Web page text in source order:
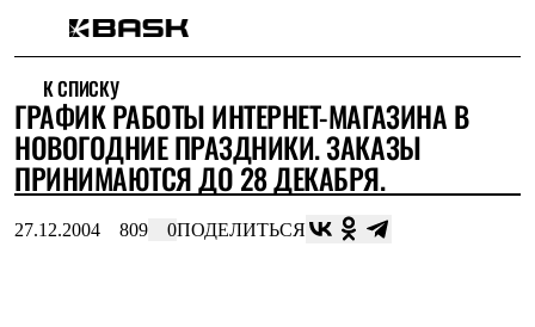
Интернет-магазин
Мужская одежда
Утепленная пухом
Куртки
Брюки
Комбинезоны
К СПИСКУ
ГРАФИК РАБОТЫ ИНТЕРНЕТ-МАГАЗИНА В
НОВОГОДНИЕ ПРАЗДНИКИ. ЗАКАЗЫ
ПРИНИМАЮТСЯ ДО 28 ДЕКАБРЯ.
27.12.2004 809 0ПОДЕЛИТЬСЯ